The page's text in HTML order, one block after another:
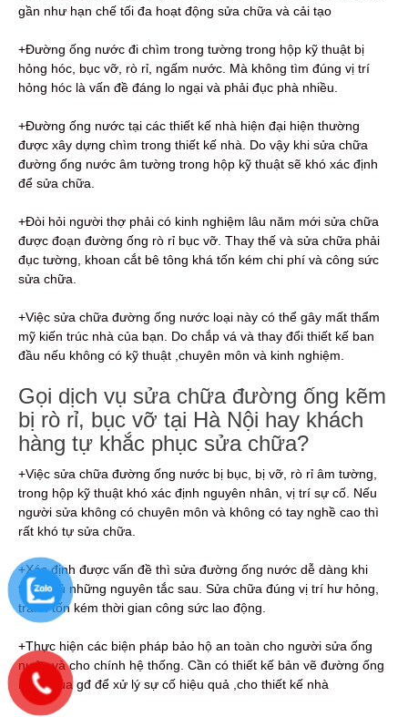
gần như hạn chế tối đa hoạt động sửa chữa và cải tạo
+Đường ống nước đi chìm trong tường trong hộp kỹ thuật bị
hỏng hóc, bục vỡ, rò rỉ, ngấm nước. Mà không tìm đúng vị trí
hỏng hóc là vấn đề đáng lo ngại và phải đục phà nhiều.
+Đường ống nước tại các thiết kế nhà hiện đại hiện thường
được xây dựng chìm trong thiết kế nhà. Do vậy khi sửa chữa
đường ống nước âm tường trong hộp kỹ thuật sẽ khó xác định
để sửa chữa.
+Đòi hỏi người thợ phải có kinh nghiệm lâu năm mới sửa chữa
được đoạn đường ống rò rỉ bục vỡ. Thay thế và sửa chữa phải
đục tường, khoan cắt bê tông khá tốn kém chi phí và công sức
sửa chữa.
+Việc sửa chữa đường ống nước loại này có thể gây mất thẩm
mỹ kiến trúc nhà của bạn. Do chắp vá và thay đổi thiết kế ban
đầu nếu không có kỹ thuật ,chuyên môn và kinh nghiệm.
Gọi dịch vụ sửa chữa đường ống kẽm
bị rò rỉ, bục vỡ tại Hà Nội hay khách
hàng tự khắc phục sửa chữa?
+Việc sửa chữa đường ống nước bị bục, bị vỡ, rò rỉ âm tường,
trong hộp kỹ thuật khó xác định nguyên nhân, vị trí sự cố. Nếu
người sửa không có chuyên môn và không có tay nghề cao thì
rất khó tự sửa chữa.
+Xác định được vấn đề thì sửa đường ống nước dễ dàng khi
tuân thủ những nguyên tắc sau. Sửa chữa đúng vị trí hư hỏng,
tránh tốn kém thời gian công sức lao động.
+Thực hiện các biện pháp bảo hộ an toàn cho người sửa ống
nước và cho chính hệ thống. Cần có thiết kế bản vẽ đường ống
nước của gđ để xử lý sự cố hiệu quả ,cho thiết kế nhà